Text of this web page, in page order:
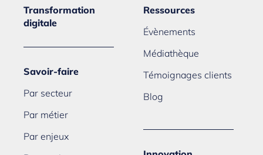
Transformation
digitale
Savoir-faire
Par secteur
Par métier
Par enjeux
Ressources
Évènements
Médiathèque
Témoignages clients
Blog